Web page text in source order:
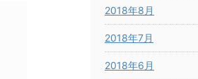
2018年8月
2018年7月
2018年6月